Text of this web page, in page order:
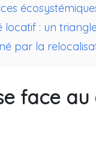
locatif : un
par la
face